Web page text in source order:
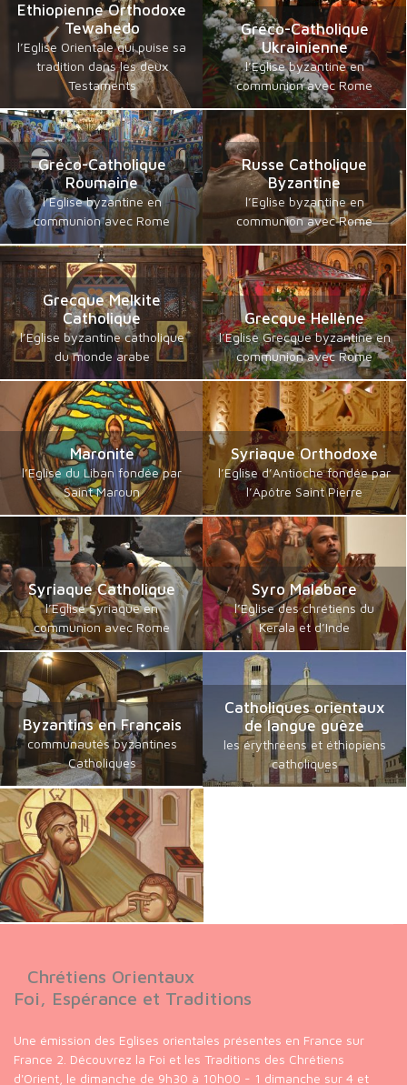
Ethiopienne Orthodoxe
Tewahedo
l’Eglise Orientale qui puise sa
tradition dans les deux
Testaments
Gréco-Catholique
Ukrainienne
l’Eglise byzantine en
communion avec Rome
Gréco-Catholique
Roumaine
l’Eglise byzantine en
communion avec Rome
Russe Catholique
Byzantine
l’Eglise byzantine en
communion avec Rome
Grecque Melkite
Catholique
l’Eglise byzantine catholique
du monde arabe
Grecque Hellène
l’Eglise Grecque byzantine en
communion avec Rome
Maronite
l’Eglise du Liban fondée par
Saint Maroun
Syriaque Orthodoxe
l’Eglise d’Antioche fondée par
l’Apôtre Saint Pierre
Syriaque Catholique
l’Eglise Syriaque en
communion avec Rome
Syro Malabare
l’Eglise des chrétiens du
Kerala et d’Inde
Byzantins en Français
communautés byzantines
Catholiques
Catholiques orientaux
de langue guèze
les érythréens et éthiopiens
catholiques
Chrétiens Orientaux
Foi, Espérance et Traditions
Une émission des Eglises orientales présentes en France sur
France 2. Découvrez la Foi et les Traditions des Chrétiens
d'Orient, le dimanche de 9h30 à 10h00 - 1 dimanche sur 4 et